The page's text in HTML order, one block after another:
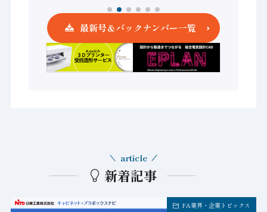
最新号＆バックナンバー一覧
新着記事
article
FA業界・企業トピックス